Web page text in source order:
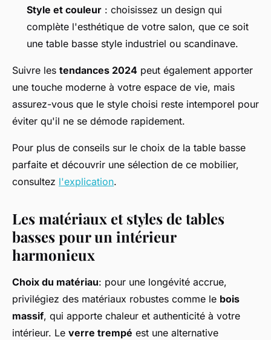
Style et couleur : choisissez un design qui
complète l'esthétique de votre salon, que ce soit
une table basse style industriel ou scandinave.
Suivre les tendances 2024 peut également apporter
une touche moderne à votre espace de vie, mais
assurez-vous que le style choisi reste intemporel pour
éviter qu'il ne se démode rapidement.
Pour plus de conseils sur le choix de la table basse
parfaite et découvrir une sélection de ce mobilier,
consultez l'explication.
Les matériaux et styles de tables
basses pour un intérieur
harmonieux
Choix du matériau: pour une longévité accrue,
privilégiez des matériaux robustes comme le bois
massif, qui apporte chaleur et authenticité à votre
intérieur. Le verre trempé est une alternative